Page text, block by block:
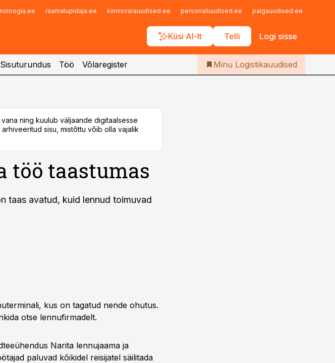
raamatupidaja.ee kinnisvarauudised.ee personaliuudised.ee palgauudised.ee
Küsi AI-lt Telli Logi sisse
Iseteenindus
Telli Logistikauudised
Sisuturundus Töö Võlaregister Minu Logistikauudised
ning kuulub väljaande digitaalsesse
sisu, mistõttu võib olla vajalik
töö taastumas
taas avatud, kuid lennud toimuvad
kus on tagatud nende ohutus.
otse lennufirmadelt.
Narita lennujaama ja
paluvad kõikidel reisijatel säilitada